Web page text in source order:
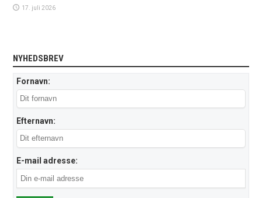
17. juli 2026
NYHEDSBREV
Fornavn:
Efternavn:
E-mail adresse: